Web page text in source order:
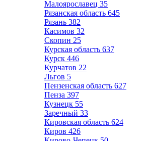
Малоярославец 35
Рязанская область 645
Рязань 382
Касимов 32
Скопин 25
Курская область 637
Курск 446
Курчатов 22
Льгов 5
Пензенская область 627
Пенза 397
Кузнецк 55
Заречный 33
Кировская область 624
Киров 426